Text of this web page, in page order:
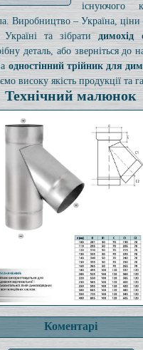
існуючого
Виробництво – Україна, ціни
та зібратидимохід
деталь, або зверніться
одностінний трійник для
високу якість продукції та
Технічний малюнок
Коментарі